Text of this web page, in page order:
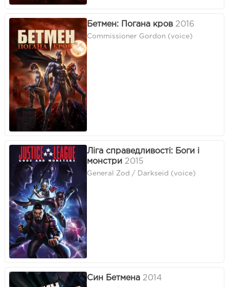
Бетмен: Погана кров 2016
Commissioner Gordon (voice)
Ліга справедливості: Боги і
монстри 2015
General Zod / Darkseid (voice)
Син Бетмена 2014